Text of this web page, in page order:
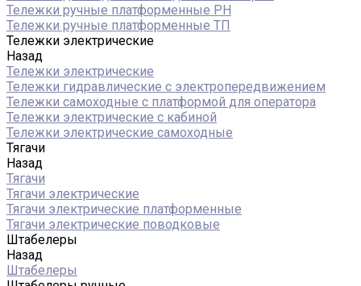
Тележки ручные платформенные PH
Тележки ручные платформенные ТП
Тележки электрические
Назад
Тележки электрические
Тележки гидравлические с электропередвижением
Тележки самоходные с платформой для оператора
Тележки электрические с кабиной
Тележки электрические самоходные
Тягачи
Назад
Тягачи
Тягачи электрические
Тягачи электрические платформенные
Тягачи электрические поводковые
Штабелеры
Назад
Штабелеры